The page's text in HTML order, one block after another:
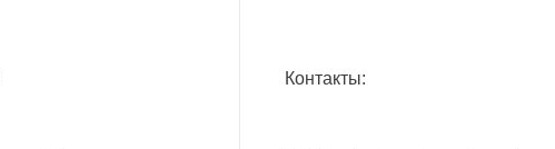
Контакты: